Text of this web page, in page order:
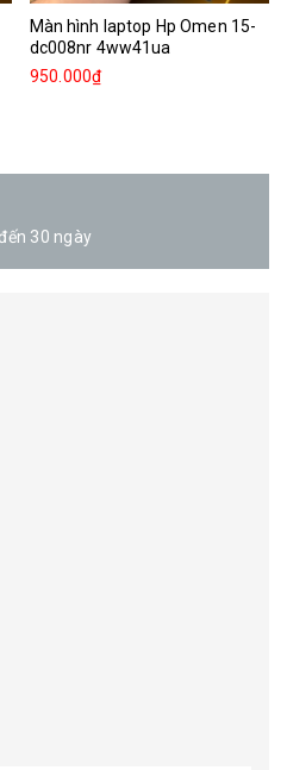
Màn hình laptop Hp Omen 15-
dc008nr 4ww41ua
950.000₫
30 ngày